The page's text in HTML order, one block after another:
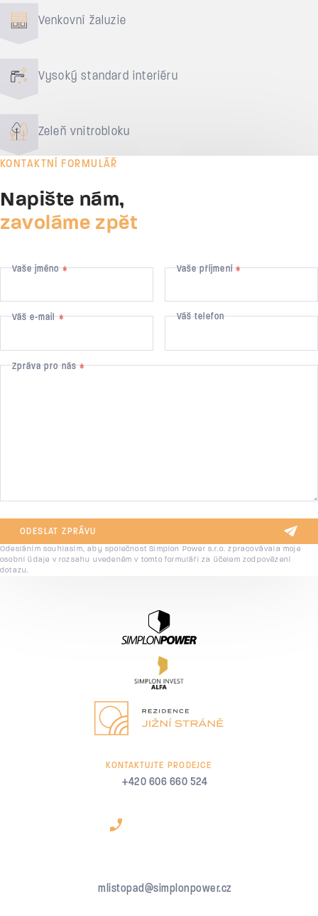
Venkovní žaluzie
Vysoký standard interiéru
Zeleň vnitrobloku
KONTAKTNÍ FORMULÁŘ
Napište nám,
zavoláme zpět
Vaše jméno* Vaše příjmení*
Váš e-mail* Váš telefon
Zpráva pro nás*
ODESLAT ZPRÁVU
Odesláním souhlasím, aby společnost Simplon Power s.r.o. zpracovávala moje
osobní údaje v rozsahu uvedeném v tomto formuláři za účelem zodpovězení
dotazu.
KONTAKTUJTE PRODEJCE
+420 606 660 524
mlistopad@simplonpower.cz